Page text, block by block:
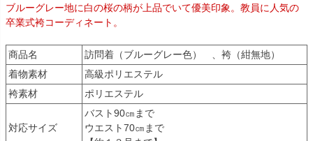
ブルーグレー地に白の桜の柄が上品でいて優美印象。教員に人気の
卒業式袴コーディネート。
商品名
訪問着（ブルーグレー色） 、袴（紺無地）
着物素材
高級ポリエステル
袴素材
ポリエステル
対応サイズ
バスト90㎝まで
ウエスト70㎝まで